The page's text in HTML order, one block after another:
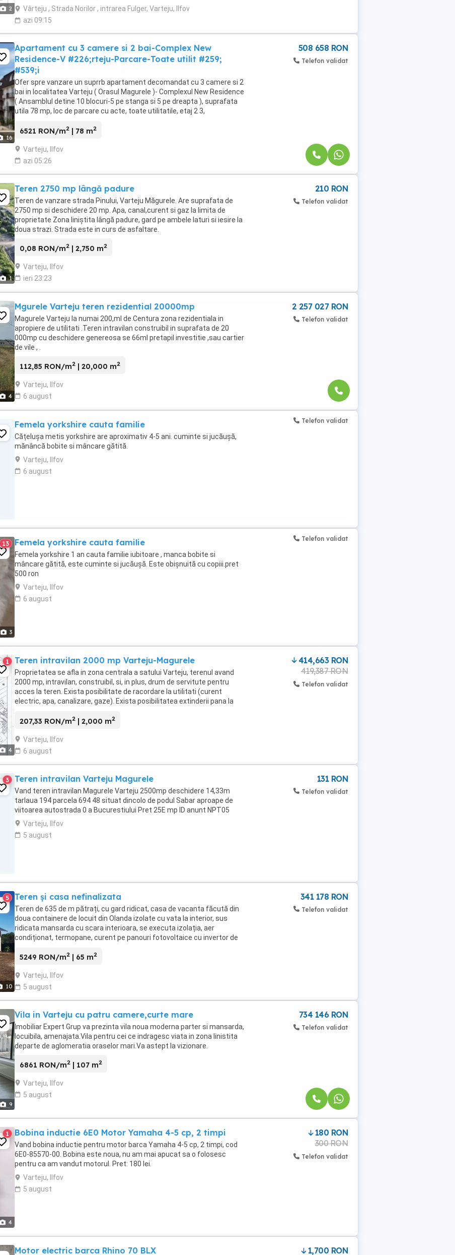
2
Vârteju , Strada Norilor , intrarea Fulger, Varteju, Ilfov
azi 09:15
16
Apartament cu 3 camere si 2 bai-Complex New
Residence-V #226;rteju-Parcare-Toate utilit #259;
#539;i
Ofer spre vanzare un suprrb apartament decomandat cu 3 camere si 2
bai in localitatea Varteju ( Orasul Magurele )- Complexul New Residence
( Ansamblul detine 10 blocuri-5 pe stanga si 5 pe dreapta ), suprafata
utila 78 mp, loc de parcare cu acte, toate utilitatile, etaj 2 3,
6521 RON/m2 | 78 m2
Varteju, Ilfov
azi 05:26
508 658 RON
Telefon validat
1
Teren 2750 mp lângă padure
Teren de vanzare strada Pinului, Varteju Măgurele. Are suprafata de
2750 mp si deschidere 20 mp. Apa, canal,curent si gaz la limita de
proprietate Zona liniștita lângă padure, gard pe ambele laturi si iesire la
doua strazi. Strada este in curs de asfaltare.
0,08 RON/m2 | 2,750 m2
Varteju, Ilfov
ieri 23:23
210 RON
Telefon validat
4
Mgurele Varteju teren rezidential 20000mp
Magurele Varteju la numai 200,ml de Centura zona rezidentiala in
apropiere de utilitati .Teren intravilan construibil in suprafata de 20
000mp cu deschidere genereosa se 66ml pretapil investitie ,sau cartier
de vile , .
112,85 RON/m2 | 20,000 m2
Varteju, Ilfov
6 august
2 257 027 RON
Telefon validat
Femela yorkshire cauta familie
Cățelușa metis yorkshire are aproximativ 4-5 ani. cuminte si jucăușă,
mănâncă bobite si mâncare gătită.
Varteju, Ilfov
6 august
Telefon validat
3
13 Femela yorkshire cauta familie
Femela yorkshire 1 an cauta familie iubitoare , manca bobite si
mâncare gătită, este cuminte si jucăușă. Este obișnuită cu copiii.pret
500 ron
Varteju, Ilfov
6 august
Telefon validat
4
1 Teren intravilan 2000 mp Varteju-Magurele
Proprietatea se afla in zona centrala a satului Varteju, terenul avand
2000 mp, intravilan, construibil, si, in plus, drum de servitute pentru
acces la teren. Exista posibilitate de racordare la utilitati (curent
electric, apa, canalizare, gaze). Exista posibilitatea extinderii pana la
207,33 RON/m2 | 2,000 m2
Varteju, Ilfov
6 august
414,663 RON
419,387 RON
Telefon validat
3 Teren intravilan Varteju Magurele
Vand teren intravilan Magurele Varteju 2500mp deschidere 14,33m
tarlaua 194 parcela 694 48 situat dincolo de podul Sabar aproape de
viitoarea autostrada 0 a Bucurestiului Pret 25E mp ID anunt NPT05
Varteju, Ilfov
5 august
131 RON
Telefon validat
10
5 Teren și casa nefinalizata
Teren de 635 de m pătrați, cu gard ridicat, casa de vacanta făcută din
doua containere de locuit din Olanda izolate cu vata la interior, sus
ridicata mansarda cu scara interioara, se executa izolația, aer
condiționat, termopane, curent pe panouri fotovoltaice cu invertor de
5249 RON/m2 | 65 m2
Varteju, Ilfov
5 august
341 178 RON
Telefon validat
9
Vila in Varteju cu patru camere,curte mare
Imobiliar Expert Grup va prezinta vila noua moderna parter si mansarda,
locuibila, amenajata.Vila pentru cei ce indragesc viata in zona linistita
departe de aglomeratia oraselor mari.Va astept la vizionare.
6861 RON/m2 | 107 m2
Varteju, Ilfov
5 august
734 146 RON
Telefon validat
4
1 Bobina inductie 6E0 Motor Yamaha 4-5 cp, 2 timpi
Vand bobina inductie pentru motor barca Yamaha 4-5 cp, 2 timpi, cod
6E0-85570-00. Bobina este noua, nu am mai apucat sa o folosesc
pentru ca am vandut motorul. Pret: 180 lei.
Varteju, Ilfov
5 august
180 RON
300 RON
Telefon validat
Motor electric barca Rhino 70 BLX 1,700 RON